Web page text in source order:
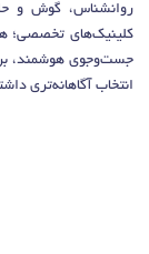
روانشناس، گوش و
کلینیک‌های تخصصی؛
جست‌وجوی هوشمند،
انتخاب آگاهانه‌تری